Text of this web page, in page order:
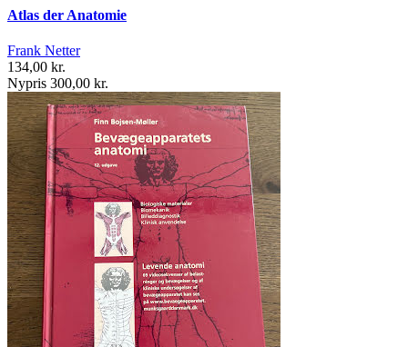
Atlas der Anatomie
Frank Netter
134,00 kr.
Nypris 300,00 kr.